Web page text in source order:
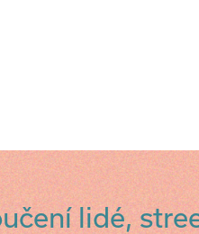
lidé,